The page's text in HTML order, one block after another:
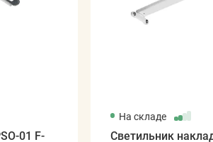
01 F-
На складе
Светильник